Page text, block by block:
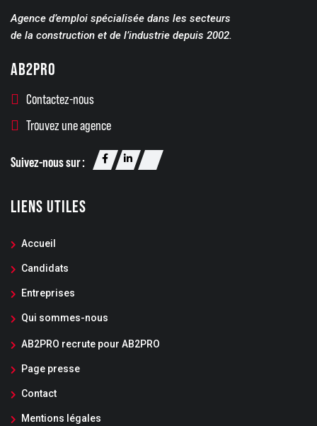
Agence d’emploi spécialisée dans les secteurs
de la construction et de l’industrie depuis 2002.
AB2PRO
Contactez-nous
Trouvez une agence
Suivez-nous sur :
LIENS UTILES
Accueil
Candidats
Entreprises
Qui sommes-nous
AB2PRO recrute pour AB2PRO
Page presse
Contact
Mentions légales